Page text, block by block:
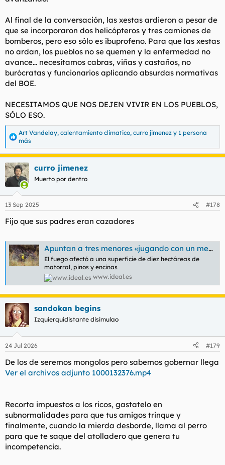
Al final de la conversación, las xestas ardieron a pesar de
que se incorporaron dos helicópteros y tres camiones de
bomberos, pero eso sólo es ibuprofeno. Para que las xestas
no ardan, los pueblos no se quemen y la enfermedad no
avance… necesitamos cabras, viñas y castaños, no
burócratas y funcionarios aplicando absurdas normativas
del BOE.
NECESITAMOS QUE NOS DEJEN VIVIR EN LOS PUEBLOS,
SÓLO ESO.
R
e
a
c
c
i
o
n
e
s
:
Art Vandelay, calentamiento climatico, curro jimenez y 1 persona
más
curro jimenez
Muerto por dentro
13 Sep 2025 #178
Fijo que sus padres eran cazadores
Apuntan a tres menores «jugando con un mechero» como presuntos autores del incendio de la Fuente de la Bicha | Ideal
El fuego afectó a una superficie de diez hectáreas de
matorral, pinos y encinas
www.ideal.es
sandokan begins
Izquierquidistante disimulao
24 Jul 2026 #179
De los de seremos mongolos pero sabemos gobernar llega
Ver el archivos adjunto 1000132376.mp4
Recorta impuestos a los ricos, gastatelo en
subnormalidades para que tus amigos trinque y
finalmente, cuando la mierda desborde, llama al perro
para que te saque del atolladero que genera tu
incompetencia.